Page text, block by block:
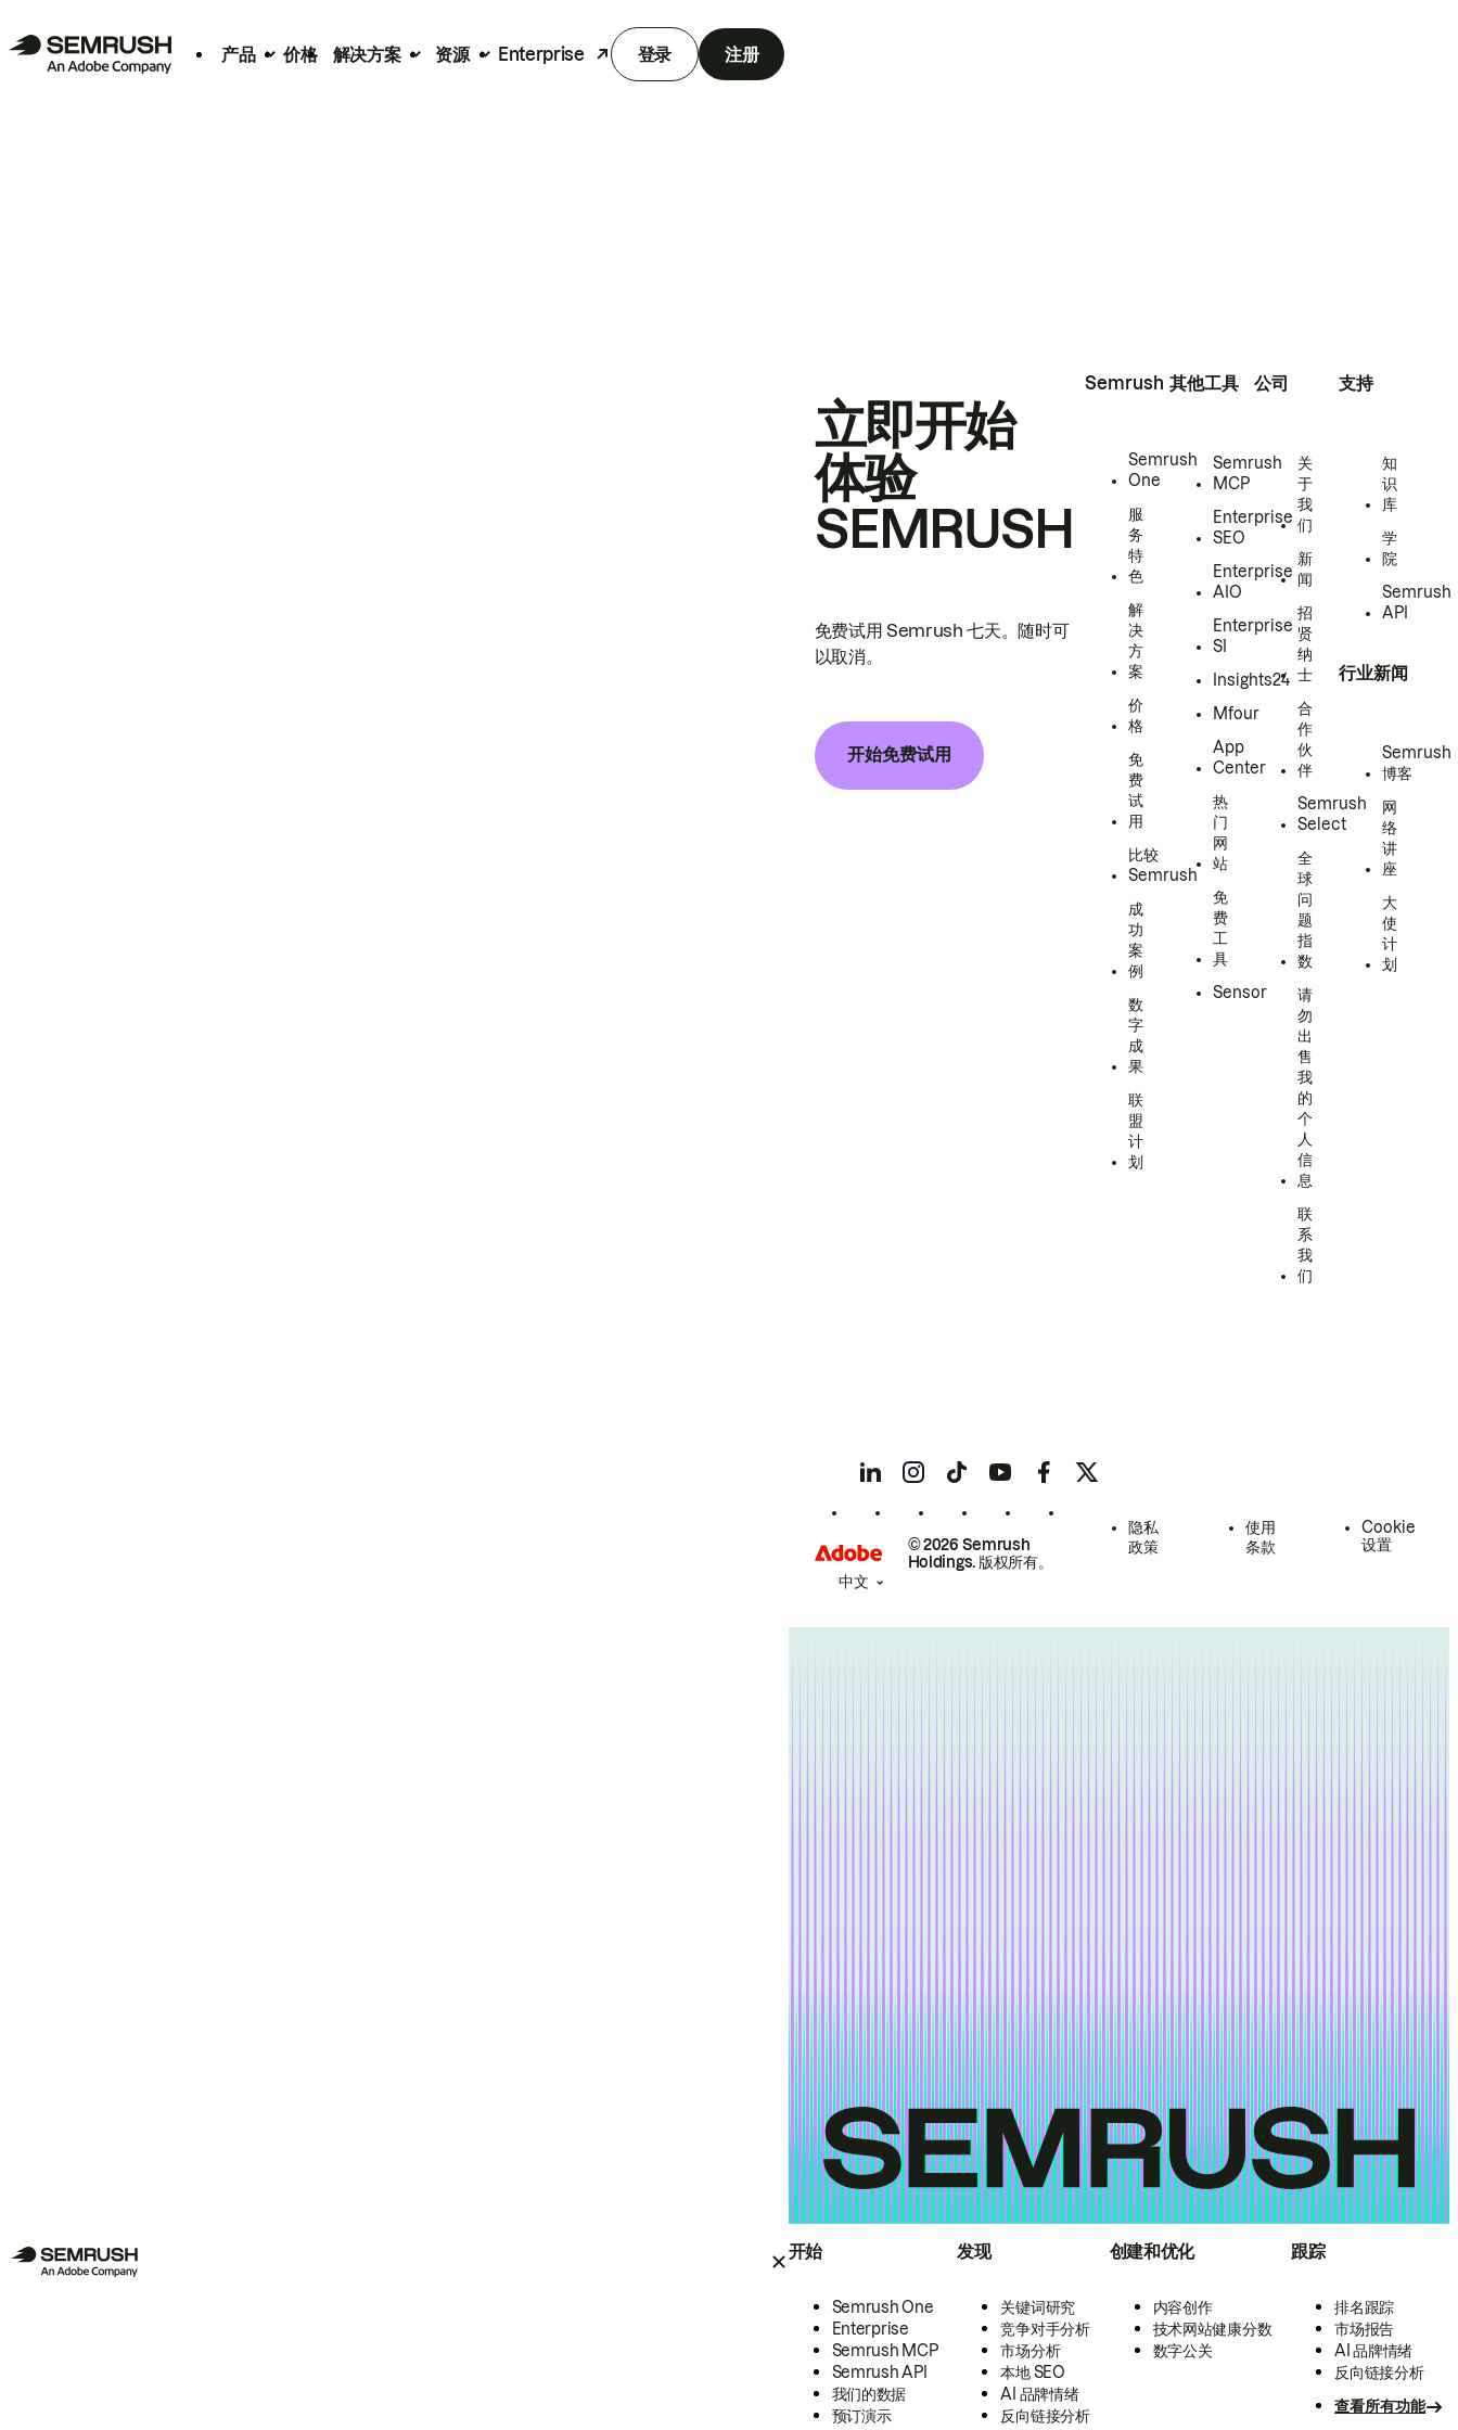
产品 价格 解决方案 资源 Enterprise 登录 注册
开始
Semrush One
Enterprise
Semrush MCP
Semrush API
我们的数据
预订演示
发现
关键词研究
竞争对手分析
市场分析
本地 SEO
AI 品牌情绪
反向链接分析
创建和优化
内容创作
技术网站健康分数
数字公关
跟踪
排名跟踪
市场报告
AI 品牌情绪
反向链接分析
查看所有功能
立即开始
体验
SEMRUSH
免费试用 Semrush 七天。随时可
以取消。
开始免费试用
Semrush
Semrush
One
服
务
特
色
解
决
方
案
价
格
免
费
试
用
比较
Semrush
成
功
案
例
数
字
成
果
联
盟
计
划
其他工具
Semrush
MCP
Enterprise
SEO
Enterprise
AIO
Enterprise
SI
Insights24
Mfour
App
Center
热
门
网
站
免
费
工
具
Sensor
公司
关
于
我
们
新
闻
招
贤
纳
士
合
作
伙
伴
Semrush
Select
全
球
问
题
指
数
请
勿
出
售
我
的
个
人
信
息
联
系
我
们
支持
知
识
库
学
院
Semrush
API
行业新闻
Semrush
博客
网
络
讲
座
大
使
计
划
© 2026 Semrush
Holdings. 版权所有。
隐私
政策
使用
条款
Cookie
设置
中文